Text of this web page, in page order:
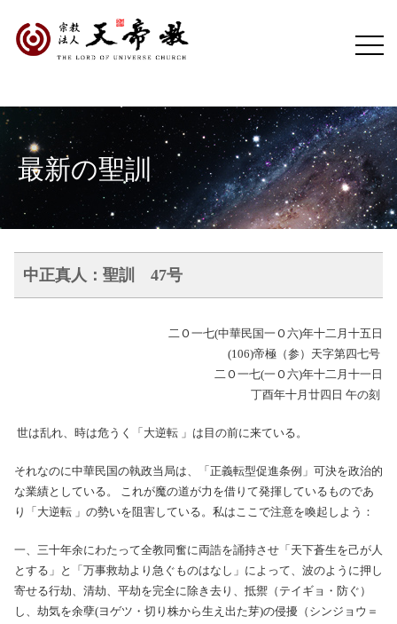
最新の聖訓
中正真人：聖訓 47号
二Ｏ一七(中華民国一Ｏ六)年十二月十五日
(106)帝極（参）天字第四七号
二Ｏ一七(一Ｏ六)年十二月十一日
丁酉年十月廿四日 午の刻
世は乱れ、時は危うく「大逆転 」は目の前に来ている。
それなのに中華民国の執政当局は、「正義転型促進条例」可決を政治的
な業績としている。 これが魔の道が力を借りて発揮しているものであ
り「大逆転 」の勢いを阻害している。私はここで注意を喚起しよう：
一、三十年余にわたって全教同奮に両誥を誦持させ「天下蒼生を己が人
とする」と「万事救劫より急ぐものはなし」によって、波のように押し
寄せる行劫、清劫、平劫を完全に除き去り、抵禦（テイギョ・防ぐ）
し、劫気を余孽(ヨゲツ・切り株から生え出た芽)の侵擾（シンジョウ＝